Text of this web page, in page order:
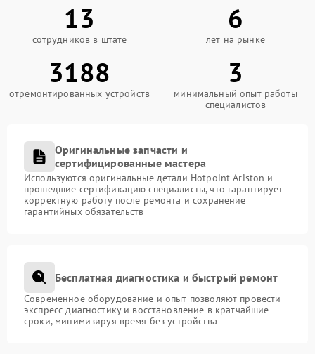
13
сотрудников в штате
6
лет на рынке
3188
отремонтированных устройств
3
минимальный опыт работы
специалистов
Оригинальные запчасти и
сертифицированные мастера
Используются оригинальные детали Hotpoint Ariston и
прошедшие сертификацию специалисты, что гарантирует
корректную работу после ремонта и сохранение
гарантийных обязательств
Бесплатная диагностика и быстрый ремонт
Современное оборудование и опыт позволяют провести
экспресс-диагностику и восстановление в кратчайшие
сроки, минимизируя время без устройства